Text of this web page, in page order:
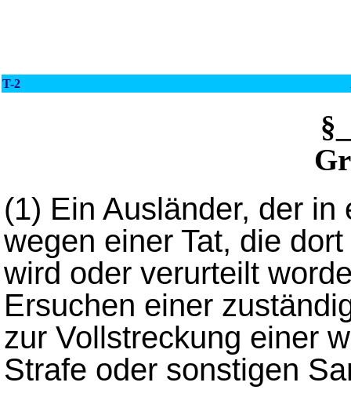
T-2
(1) Ein Ausländer, der
wegen einer Tat, die
wird oder verurteilt
Ersuchen einer
zur Vollstreckung einer
Strafe oder sonstigen